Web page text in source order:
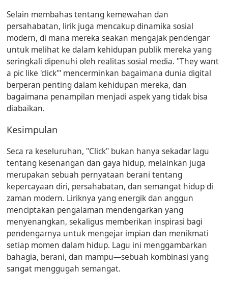
Selain membahas tentang kemewahan dan
persahabatan, lirik juga mencakup dinamika sosial
modern, di mana mereka seakan mengajak pendengar
untuk melihat ke dalam kehidupan publik mereka yang
seringkali dipenuhi oleh realitas sosial media. "They want
a pic like 'click'" mencerminkan bagaimana dunia digital
berperan penting dalam kehidupan mereka, dan
bagaimana penampilan menjadi aspek yang tidak bisa
diabaikan.
Kesimpulan
Seca ra keseluruhan, "Click" bukan hanya sekadar lagu
tentang kesenangan dan gaya hidup, melainkan juga
merupakan sebuah pernyataan berani tentang
kepercayaan diri, persahabatan, dan semangat hidup di
zaman modern. Liriknya yang energik dan anggun
menciptakan pengalaman mendengarkan yang
menyenangkan, sekaligus memberikan inspirasi bagi
pendengarnya untuk mengejar impian dan menikmati
setiap momen dalam hidup. Lagu ini menggambarkan
bahagia, berani, dan mampu—sebuah kombinasi yang
sangat menggugah semangat.